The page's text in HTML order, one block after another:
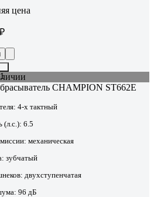
цена
CHAMPION ST662E
4-х тактный
(л.с.): 6.5
механическая
зубчатый
двухступенчатая
96 дБ